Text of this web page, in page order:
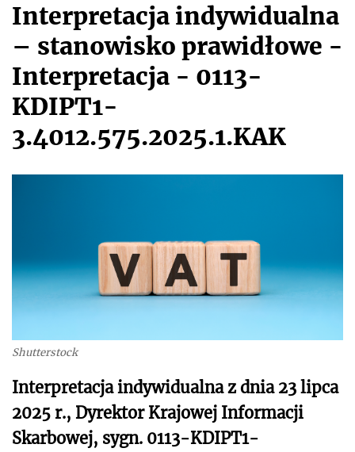
Interpretacja indywidualna
– stanowisko prawidłowe -
Interpretacja - 0113-
KDIPT1-
3.4012.575.2025.1.KAK
Shutterstock
Interpretacja indywidualna z dnia 23 lipca
2025 r., Dyrektor Krajowej Informacji
Skarbowej, sygn. 0113-KDIPT1-